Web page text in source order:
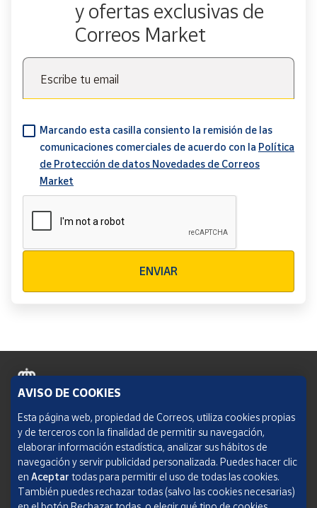
y ofertas exclusivas de
Correos Market
Escribe tu email
Marcando esta casilla consiento la remisión de las
comunicaciones comerciales de acuerdo con la Política
de Protección de datos Novedades de Correos
Market
ENVIAR
Política de cookies
Aviso legal
Condiciones del servicio
Política de Privacidad Web
AVISO DE COOKIES
Esta página web, propiedad de Correos, utiliza cookies propias
y de terceros con la finalidad de permitir su navegación,
elaborar información estadística, analizar sus hábitos de
navegación y servir publicidad personalizada. Puedes hacer clic
en Aceptar todas para permitir el uso de todas las cookies.
También puedes rechazar todas (salvo las cookies necesarias)